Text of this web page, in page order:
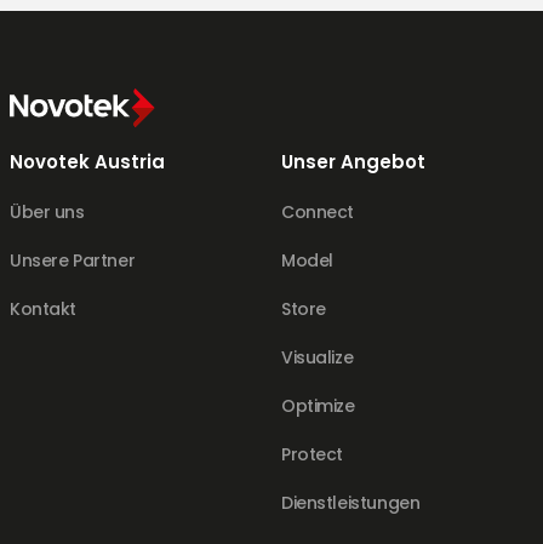
Novotek Austria
Über uns
Unsere Partner
Kontakt
Unser Angebot
Connect
Model
Store
Visualize
Optimize
Protect
Dienstleistungen